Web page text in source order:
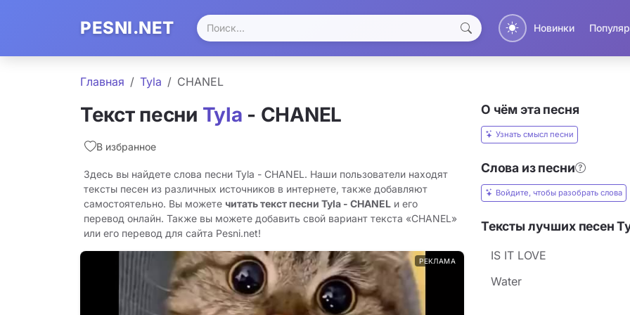
PESNI.NET Новинки
Главная Tyla CHANEL
Текст песни Tyla - CHANEL
В избранное
Здесь вы найдете слова песни Tyla - CHANEL. Наши пользователи находят
тексты песен из различных источников в интернете, также добавляют
самостоятельно. Вы можете читать текст песни Tyla - CHANEL и его
перевод онлайн. Также вы можете добавить свой вариант текста «CHANEL»
или его перевод для сайта Pesni.net!
РЕКЛАМА
О чём эта песня
Узнать смысл песни
Слова из песни
Войдите, чтобы разобрать слова
Тексты лучших песен
IS IT LOVE
Water